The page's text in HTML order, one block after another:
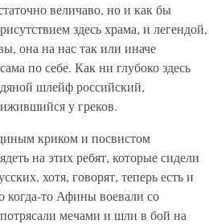
величаво, но и как бы
здесь храма, и легендой,
она на нас так или иначе
по себе. Как ни глубоко здесь
шлейф российский,
у греков.
криком и посвистом
на этих ребят, которые сидели
хотя, говорят, теперь есть и
то Афины воевали со
мечами и шли в бой на